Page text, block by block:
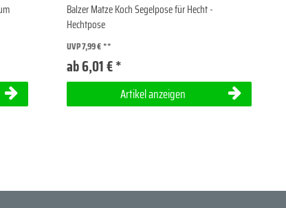
Balzer Matze Koch Segelpose für Hecht -
Hechtpose
UVP 7,99 €
ab 6,01 € *
Artikel anzeigen